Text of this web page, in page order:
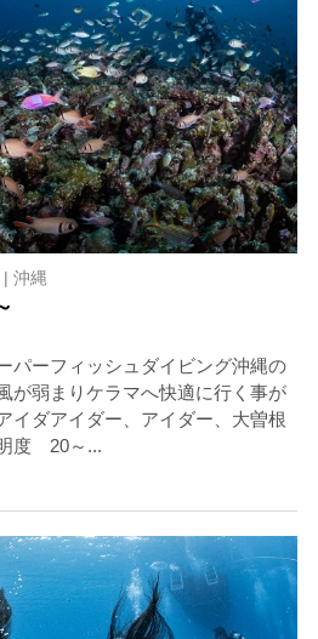
沖縄
パーフィッシュダイビング沖縄の
が弱まりケラマへ快適に行く事が
イダアイダー、アイダー、大曽根
度 20～...
を取る人間を嫌がってしまう
くことができなくなる場合が多
事項をお守りください。
について
安全を最優先とし、可能な限り
努めます。しかし、万が一海に
場合や、クジラを発見できなか
しませんので、あらかじめご了
的に海が穏やかな日は多くあり
の波やうねりがある中でスノー
くなります。泳力や体力に自信
やすい方は、ご自身で事前に十
します。
りする場合があります。スキン
い方については、条件付きでのご
す。その際のご返金には応じか
ご了承ください。これまでの経